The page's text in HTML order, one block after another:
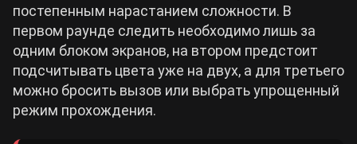
постепенным нарастанием сложности. В
первом раунде следить необходимо лишь за
одним блоком экранов, на втором предстоит
подсчитывать цвета уже на двух, а для третьего
можно бросить вызов или выбрать упрощенный
режим прохождения.